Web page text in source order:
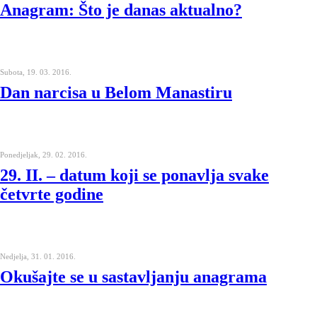
Anagram: Što je danas aktualno?
Subota, 19. 03. 2016.
Dan narcisa u Belom Manastiru
Ponedjeljak, 29. 02. 2016.
29. II. – datum koji se ponavlja svake
četvrte godine
Nedjelja, 31. 01. 2016.
Okušajte se u sastavljanju anagrama